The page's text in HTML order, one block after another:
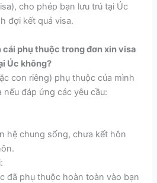
cho phép bạn lưu trú tại Úc
đợi kết quả visa.
cái phụ thuộc trong đơn xin visa
Úc không?
con riêng) phụ thuộc của mình
đáp ứng các yêu cầu:
hệ chung sống, chưa kết hôn
đã phụ thuộc hoàn toàn vào bạn